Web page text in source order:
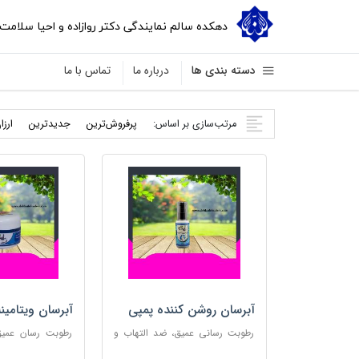
دهکده سالم نمایندگی دکتر روازاده و احیا
دسته بندی ها درباره ما تماس با ما
مرتب‌سازی بر اساس: پرفروش‌ترین جدید‌ترین
آبرسان روشن کننده پمپی
رطوبت رسانی عمیق، ضد التهاب و
آبرسان
رطوبت رسان